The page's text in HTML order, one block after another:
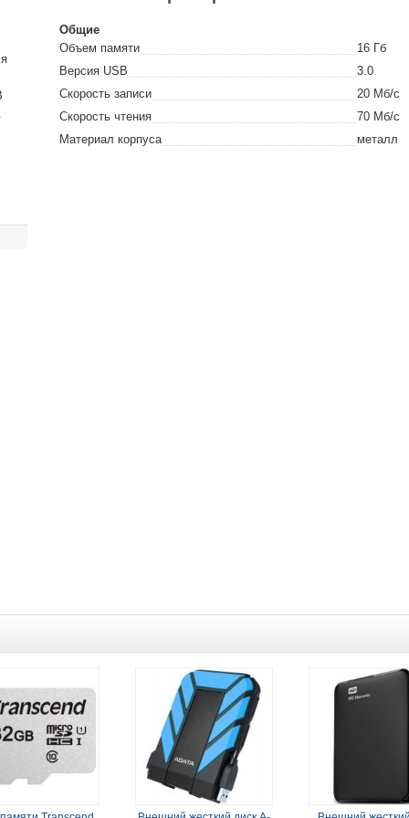
Общие
Объем памяти
16 Гб
Версия USB
3.0
Скорость записи
20 Мб/с
Скорость чтения
70 Мб/с
Материал корпуса
металл